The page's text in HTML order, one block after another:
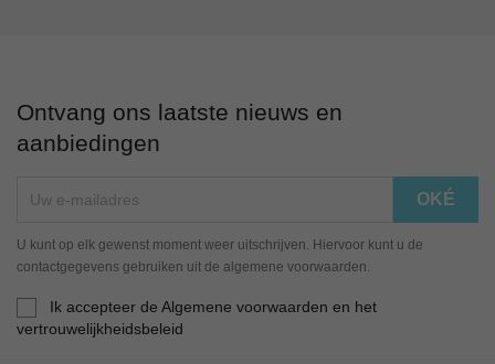
Ontvang ons laatste nieuws en
aanbiedingen
U kunt op elk gewenst moment weer uitschrijven. Hiervoor kunt u de
contactgegevens gebruiken uit de algemene voorwaarden.
Ik accepteer de Algemene voorwaarden en het
vertrouwelijkheidsbeleid